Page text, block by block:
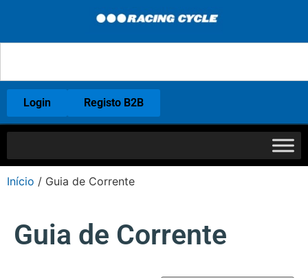
Login Registo B2B
Início / Guia de Corrente
Guia de Corrente